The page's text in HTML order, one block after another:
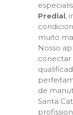
Predial,
muito
Nosso
conectar
de
Santa